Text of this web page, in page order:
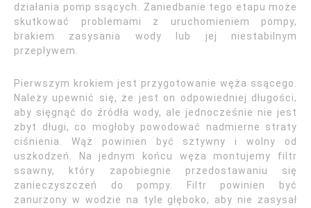
działania pomp ssących. Zaniedbanie tego etapu może
skutkować problemami z uruchomieniem pompy,
brakiem zasysania wody lub jej niestabilnym
przepływem.
Pierwszym krokiem jest przygotowanie węża ssącego.
Należy upewnić się, że jest on odpowiedniej długości,
aby sięgnąć do źródła wody, ale jednocześnie nie jest
zbyt długi, co mogłoby powodować nadmierne straty
ciśnienia. Wąż powinien być sztywny i wolny od
uszkodzeń. Na jednym końcu węża montujemy filtr
ssawny, który zapobiegnie przedostawaniu się
zanieczyszczeń do pompy. Filtr powinien być
zanurzony w wodzie na tyle głęboko, aby nie zasysał